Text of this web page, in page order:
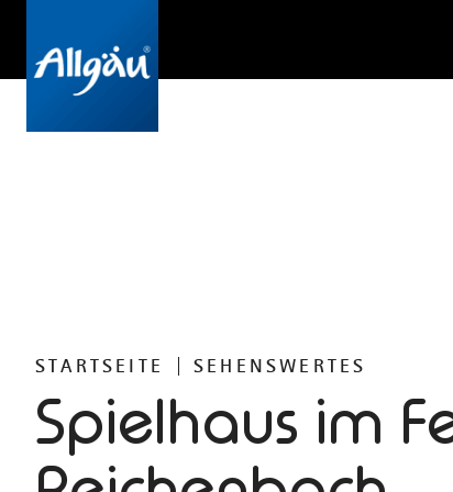
STARTSEITE SEHENSWERTES
Spielhaus im